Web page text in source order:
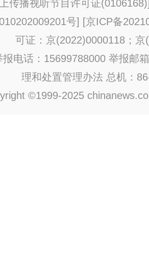
传播视听节目许可证(0106168)
号] [京ICP备
可证：京(2022)0000118；京
电话：15699788000 举报邮
理和处置管理办法 总机：
©1999-2025